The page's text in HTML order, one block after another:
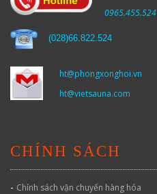
0965.455.524
(028)66.822.524
ht@phongxonghoi.vn
ht@vietsauna.com
CHÍNH SÁCH
- Chính sách vận chuyển hàng hóa